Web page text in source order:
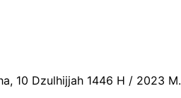
10 Dzulhijjah 1446 H / 2023 M.